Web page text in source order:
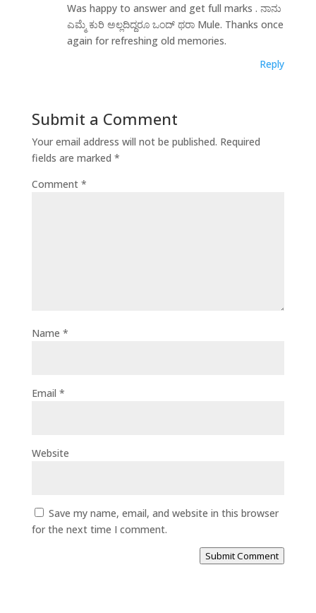
Was happy to answer and get full marks . ನಾನು
ಎಮ್ಮೆ ಕುರಿ ಅಲ್ಲದಿದ್ದರೂ ಒಂದ್ ಥರಾ Mule. Thanks once
again for refreshing old memories.
Reply
Submit a Comment
Your email address will not be published. Required
fields are marked *
Comment *
Name *
Email *
Website
Save my name, email, and website in this browser
for the next time I comment.
Submit Comment